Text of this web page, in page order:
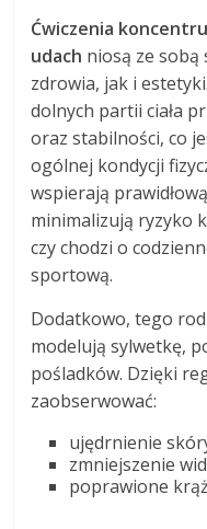
Ćwiczenia
udach niosą ze sobą
zdrowia, jak i
dolnych partii ciała
oraz stabilności, co
ogólnej kondycji
wspierają
minimalizują ryzyko
czy chodzi o
sportową.
Dodatkowo, tego
modelują sylwetkę,
pośladków. Dzięki
zaobserwować:
ujędrnienie
zmniejszenie
poprawione